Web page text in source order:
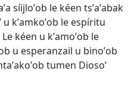
síijloʼob le kéen tsʼaʼabak
u kʼamkoʼob le espíritu
Le kéen u kʼamoʼob le
u esperanzail u binoʼob
tumen Diosoʼ